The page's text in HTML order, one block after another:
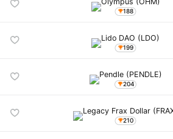
188
199
204
210